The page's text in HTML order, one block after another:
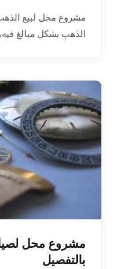
مشروع محل لبيع
الذهب بشكل مبالغ
مشروع محل
بالتفصيل